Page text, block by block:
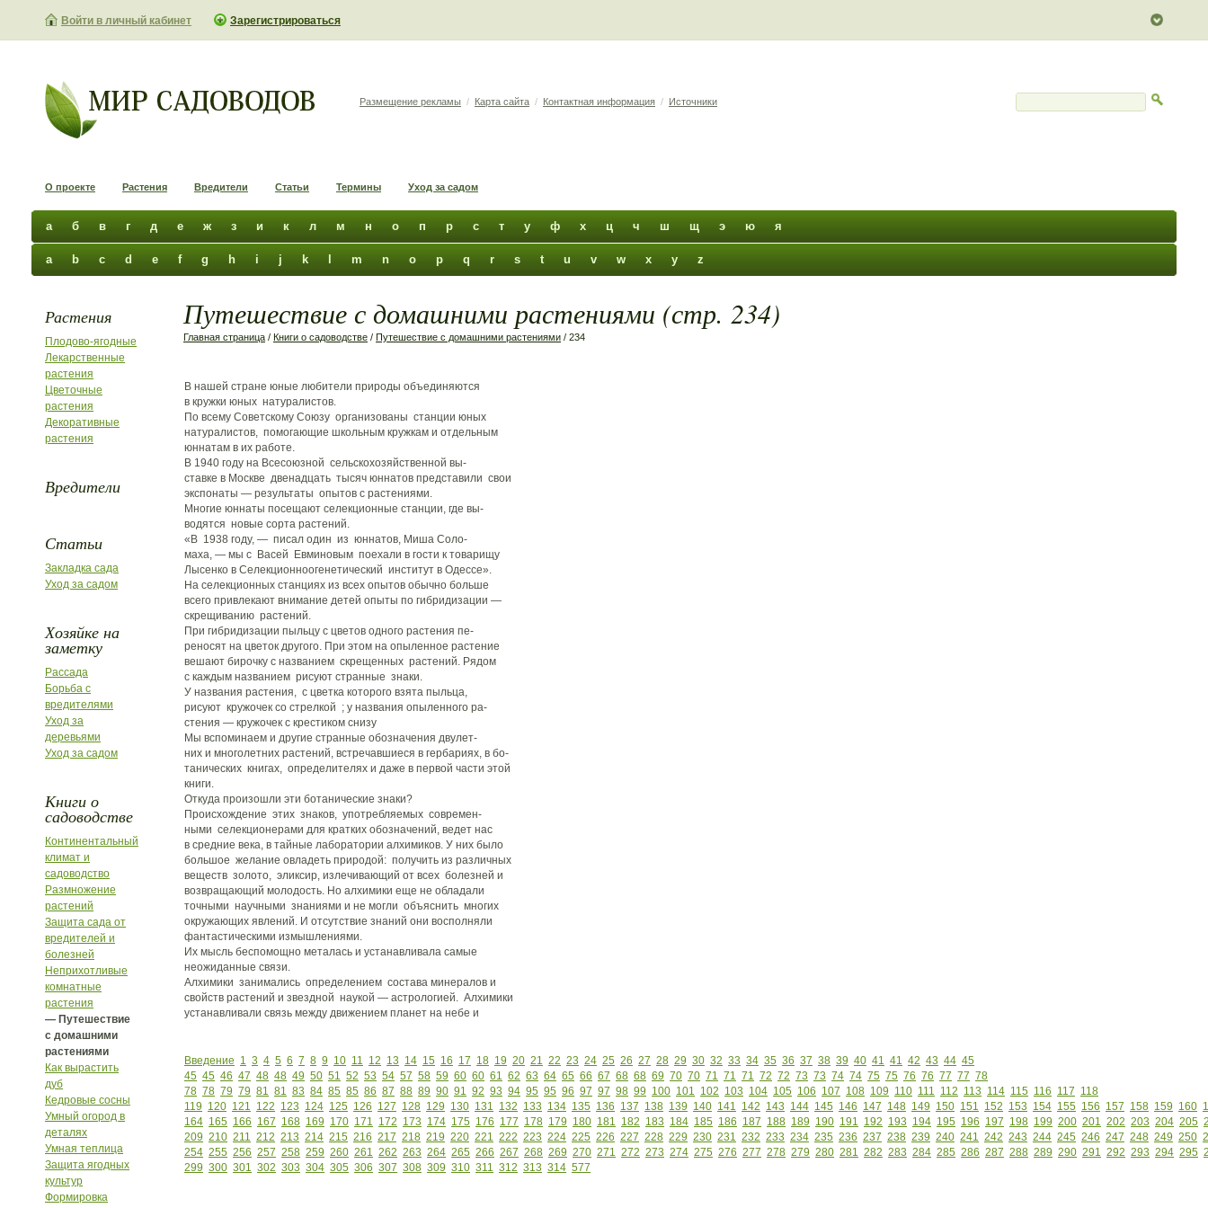
Войти в личный кабинет Зарегистрироваться
Размещение рекламы / Карта сайта / Контактная информация / Источники
О проекте Растения Вредители Статьи Термины Уход за садом
а б в г д е ж з и к л м н о п р с т у ф х ц ч ш щ э ю я
a b c d e f g h i j k m n o p q r s t u v w x y z
Растения
Плодово-ягодные
Лекарственные
растения
Цветочные
растения
Декоративные
растения
Вредители
Статьи
Закладка сада
Уход за садом
Хозяйке на
заметку
Рассада
Борьба с
вредителями
Уход за
деревьями
Уход за садом
Книги о
садоводстве
Континентальный
климат и
садоводство
Размножение
растений
Защита сада от
вредителей и
болезней
Неприхотливые
комнатные
растения
— Путешествие
с домашними
растениями
Как вырастить
дуб
Кедровые сосны
Умный огород в
деталях
Умная теплица
Защита ягодных
культур
Формировка
Путешествие с домашними растениями (стр. 234)
Главная страница / Книги о садоводстве / Путешествие с домашними растениями / 234
В нашей стране юные любители природы объединяются
в кружки юных натуралистов.
По всему Советскому Союзу организованы станции юных
натуралистов, помогающие школьным кружкам и отдельным
юннатам в их работе.
В 1940 году на Всесоюзной сельскохозяйственной вы-
ставке в Москве двенадцать тысяч юннатов представили свои
экспонаты — результаты опытов с растениями.
Многие юннаты посещают селекционные станции, где вы-
водятся новые сорта растений.
«В 1938 году, — писал один из юннатов, Миша Соло-
маха, — мы с Васей Евминовым поехали в гости к товарищу
Лысенко в Селекционноогенетический институт в Одессе».
На селекционных станциях из всех опытов обычно больше
всего привлекают внимание детей опыты по гибридизации —
скрещиванию растений.
При гибридизации пыльцу с цветов одного растения пе-
реносят на цветок другого. При этом на опыленное растение
вешают бирочку с названием скрещенных растений. Рядом
с каждым названием рисуют странные знаки.
У названия растения, с цветка которого взята пыльца,
рисуют кружочек со стрелкой ; у названия опыленного ра-
стения — кружочек с крестиком снизу
Мы вспоминаем и другие странные обозначения двулет-
них и многолетних растений, встречавшиеся в гербариях, в бо-
танических книгах, определителях и даже в первой части этой
книги.
Откуда произошли эти ботанические знаки?
Происхождение этих знаков, употребляемых современ-
ными селекционерами для кратких обозначений, ведет нас
в средние века, в тайные лаборатории алхимиков. У них было
большое желание овладеть природой: получить из различных
веществ золото, эликсир, излечивающий от всех болезней и
возвращающий молодость. Но алхимики еще не обладали
точными научными знаниями и не могли объяснить многих
окружающих явлений. И отсутствие знаний они восполняли
фантастическими измышлениями.
Их мысль беспомощно металась и устанавливала самые
неожиданные связи.
Алхимики занимались определением состава минералов и
свойств растений и звездной наукой — астрологией. Алхимики
устанавливали связь между движением планет на небе и
Введение 1 3 4 5 6 7 8 9 10 11 12 13 14 15 16 17 18 19 20 21 22 23 24 25 26 27 28 29 30 32 33 34 35 36 37 38 39 40 41 41 42 43 44 45
45 45 46 47 48 48 49 50 51 52 53 54 57 58 59 60 60 61 62 63 64 65 66 67 68 68 69 70 70 71 71 71 72 72 73 73 74 74 75 75 76 76 77 77 78
78 78 79 79 81 81 83 84 85 85 86 87 88 89 90 91 92 93 94 95 95 96 97 97 98 99 100 101 102 103 104 105 106 107 108 109 110 111 112 113 114 115 116 117 118
119 120 121 122 123 124 125 126 127 128 129 130 131 132 133 134 135 136 137 138 139 140 141 142 143 144 145 146 147 148 149 150 151 152 153 154 155 156 157 158 159 160
164 165 166 167 168 169 170 171 172 173 174 175 176 177 178 179 180 181 182 183 184 185 186 187 188 189 190 191 192 193 194 195 196 197 198 199 200 201 202 203 204 205
209 210 211 212 213 214 215 216 217 218 219 220 221 222 223 224 225 226 227 228 229 230 231 232 233 234 235 236 237 238 239 240 241 242 243 244 245 246 247 248 249 250
254 255 256 257 258 259 260 261 262 263 264 265 266 267 268 269 270 271 272 273 274 275 276 277 278 279 280 281 282 283 284 285 286 287 288 289 290 291 292 293 294 295
299 300 301 302 303 304 305 306 307 308 309 310 311 312 313 314 577